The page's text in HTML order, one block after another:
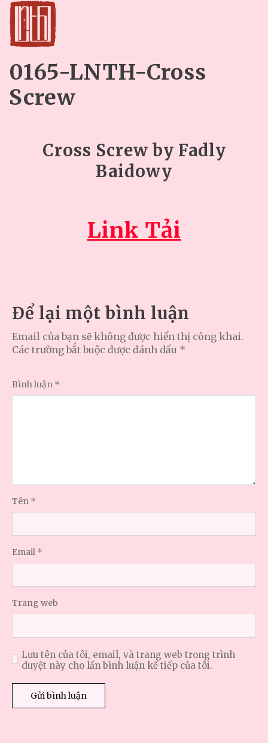
0165-LNTH-Cross
Screw
Cross Screw by Fadly
Baidowy
Link Tải
Để lại một bình luận
Email của bạn sẽ không được hiển thị công khai.
Các trường bắt buộc được đánh dấu *
Bình luận *
Tên *
Email *
Trang web
Lưu tên của tôi, email, và trang web trong trình
duyệt này cho lần bình luận kế tiếp của tôi.